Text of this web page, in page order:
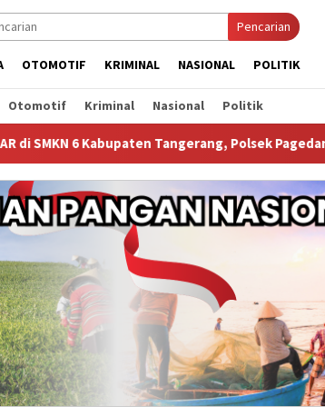
Pencarian
OTOMOTIF KRIMINAL NASIONAL POLITIK
Otomotif Kriminal Nasional Politik
Tangerang, Polsek Pagedangan Perkuat